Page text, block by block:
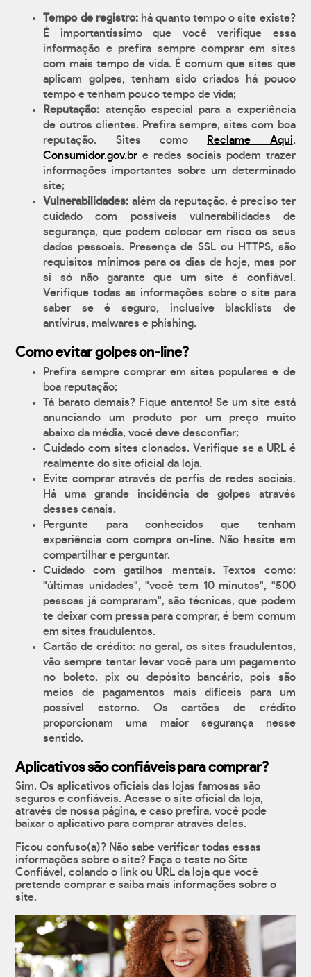
Tempo de registro:há quanto tempo o site existe?
É importantíssimo que você verifique essa
informação e prefira sempre comprar em sites
com mais tempo de vida. É comum que sites que
aplicam golpes, tenham sido criados há pouco
tempo e tenham pouco tempo de vida;
Reputação: atenção especial para a experiência
de outros clientes. Prefira sempre, sites com boa
reputação. Sites como
Reclame Aqui,
Consumidor.gov.br e redes sociais podem trazer
informações importantes sobre um determinado
site;
Vulnerabilidades: além da reputação, é preciso ter
cuidado com possíveis vulnerabilidades de
segurança, que podem colocar em risco os seus
dados pessoais. Presença de SSL ou HTTPS, são
requisitos mínimos para os dias de hoje, mas por
si só não garante que um site é confiável.
Verifique todas as informações sobre o site para
saber se é seguro, inclusive blacklists de
antívirus, malwares e phishing.
Como evitar golpes on-line?
Prefira sempre comprar em sites populares e de
boa reputação;
Tá barato demais? Fique antento! Se um site está
anunciando um produto por um preço muito
abaixo da média, você deve desconfiar;
Cuidado com sites clonados. Verifique se a URL é
realmente do site oficial da loja.
Evite comprar através de perfis de redes sociais.
Há uma grande incidência de golpes através
desses canais.
Pergunte para conhecidos que tenham
experiência com compra on-line. Não hesite em
compartilhar e perguntar.
Cuidado com gatilhos mentais. Textos como:
"últimas unidades", "você tem 10 minutos", "500
pessoas já compraram", são técnicas, que podem
te deixar com pressa para comprar, é bem comum
em sites fraudulentos.
Cartão de crédito: no geral, os sites fraudulentos,
vão sempre tentar levar você para um pagamento
no boleto, pix ou depósito bancário, pois são
meios de pagamentos mais difíceis para um
possível estorno. Os cartões de crédito
proporcionam uma maior segurança nesse
sentido.
Aplicativos são confiáveis para comprar?
Sim. Os aplicativos oficiais das lojas famosas são
seguros e confiáveis. Acesse o site oficial da loja,
através de nossa página, e caso prefira, você pode
baixar o aplicativo para comprar através deles.
Ficou confuso(a)? Não sabe verificar todas essas
informações sobre o site? Faça o teste no Site
Confiável, colando o link ou URL da loja que você
pretende comprar e saiba mais informações sobre o
site.